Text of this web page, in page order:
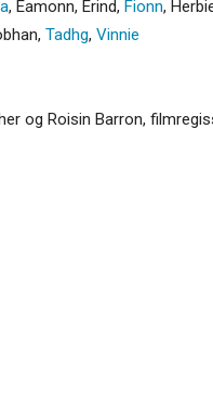
, Eamonn, Erind, Fionn,
, Tadhg, Vinnie
og Roisin Barron,